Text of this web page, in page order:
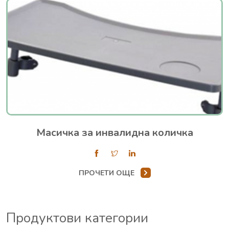
Масичка за инвалидна количка
ПРОЧЕТИ ОЩЕ
Продуктови категории